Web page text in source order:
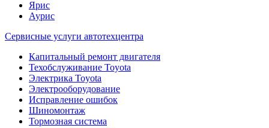
Ярис
Аурис
Сервисные услуги автотехцентра
Капитальный ремонт двигателя
Техобслуживание Toyota
Электрика Toyota
Электрооборудование
Исправление ошибок
Шиномонтаж
Тормозная система